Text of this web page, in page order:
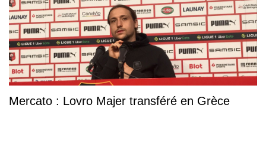
Mercato : Lovro Majer transféré en Grèce